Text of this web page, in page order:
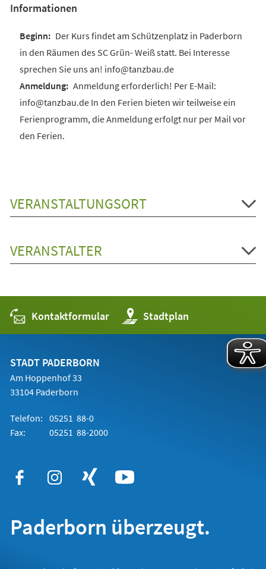
Informationen
Der Kurs findet am Schützenplatz in Paderborn
in den Räumen des SC Grün- Weiß statt. Bei Interesse
sprechen Sie uns an! info@tanzbau.de
Anmeldung erforderlich! Per E-Mail:
info@tanzbau.de In den Ferien bieten wir teilweise ein
Ferienprogramm, die Anmeldung erfolgt nur per Mail vor
den Ferien.
VERANSTALTUNGSORT
VERANSTALTER
Kontaktformular Stadtplan
(Öffnet
in
einem
STADT PADERBORN
Am Hoppenhof 33
33104 Paderborn
Telefon: 05251 88-0
Fax:
05251 88-2000
Paderborn überzeugt.